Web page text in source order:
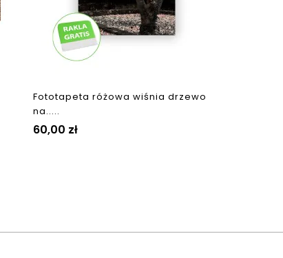
Fototapeta różowa wiśnia drzewo
na.....
Cena
60,00 zł